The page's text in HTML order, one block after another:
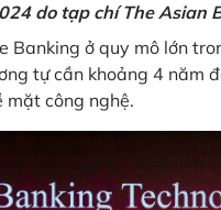
do tạp chí The Asian
Banking ở quy mô lớn
tự cần khoảng 4 năm
mặt công nghệ.